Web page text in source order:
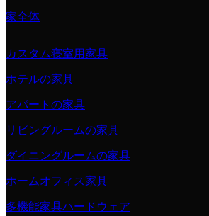
家全体
カスタム寝室用家具
ホテルの家具
アパートの家具
リビングルームの家具
ダイニングルームの家具
ホームオフィス家具
多機能家具ハードウェア